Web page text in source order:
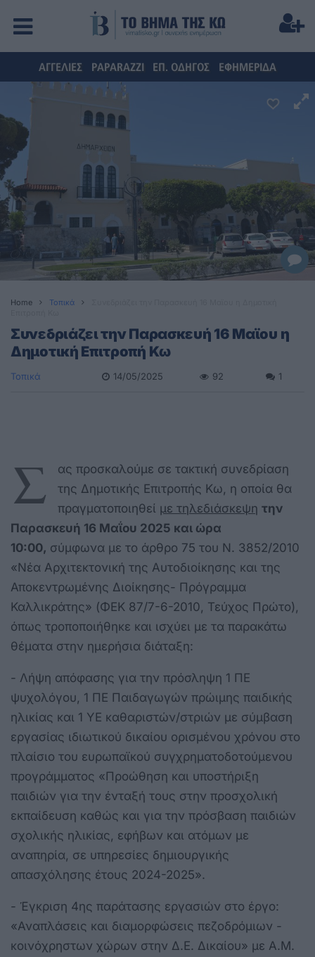
ΑΓΓΕΛΙΕΣ PAPARAZZI ΕΠ. ΟΔΗΓΟΣ ΕΦΗΜΕΡΙΔΑ
Home Τοπικά
Συνεδριάζει την Παρασκευή 16 Μαϊου η
Δημοτική Επιτροπή Κω
Τοπικά 14/05/2025 92 1
Σ
ας προσκαλούμε σε τακτική συνεδρίαση
της Δημοτικής Επιτροπής Κω, η οποία θα
πραγματοποιηθεί με τηλεδιάσκεψη την
Παρασκευή 16 Μαΐου 2025 και ώρα
10:00, σύμφωνα με το άρθρο 75 του Ν. 3852/2010
«Νέα Αρχιτεκτονική της Αυτοδιοίκησης και της
Αποκεντρωμένης Διοίκησης- Πρόγραμμα
Καλλικράτης» (ΦΕΚ 87/7-6-2010, Τεύχος Πρώτο),
όπως τροποποιήθηκε και ισχύει με τα παρακάτω
θέματα στην ημερήσια διάταξη:
- Λήψη απόφασης για την πρόσληψη 1 ΠΕ
ψυχολόγου, 1 ΠΕ Παιδαγωγών πρώιμης παιδικής
ηλικίας και 1 ΥΕ καθαριστών/στριών με σύμβαση
εργασίας ιδιωτικού δικαίου ορισμένου χρόνου στο
πλαίσιο του ευρωπαϊκού συγχρηματοδοτούμενου
προγράμματος «Προώθηση και υποστήριξη
παιδιών για την ένταξή τους στην προσχολική
εκπαίδευση καθώς και για την πρόσβαση παιδιών
σχολικής ηλικίας, εφήβων και ατόμων με
αναπηρία, σε υπηρεσίες δημιουργικής
απασχόλησης έτους 2024-2025».
- Έγκριση 4ης παράτασης εργασιών στο έργο:
«Αναπλάσεις και διαμορφώσεις πεζοδρόμιων -
κοινόχρηστων χώρων στην Δ.Ε. Δικαίου» με Α.Μ.